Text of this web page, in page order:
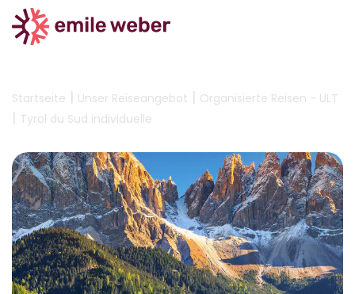
Startseite | Unser Reiseangebot | Organisierte Reisen - ULT
| Tyrol du Sud individuelle